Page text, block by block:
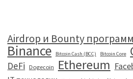
Airdrop и Bounty
Binance Bitcoin Cash (BCC) Bitcoin Core
DeFi Dogecoin Ethereum